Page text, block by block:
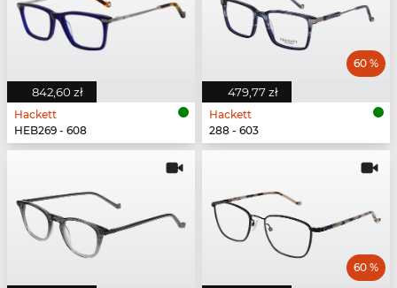
842,60 zł
Hackett
HEB269 - 608
479,77 zł
60 %
Hackett
288 - 603
60 %